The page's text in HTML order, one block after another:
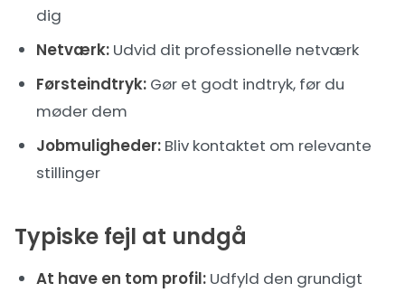
dig
Netværk: Udvid dit professionelle netværk
Førsteindtryk: Gør et godt indtryk, før du
møder dem
Jobmuligheder: Bliv kontaktet om relevante
stillinger
Typiske fejl at undgå
At have en tom profil: Udfyld den grundigt